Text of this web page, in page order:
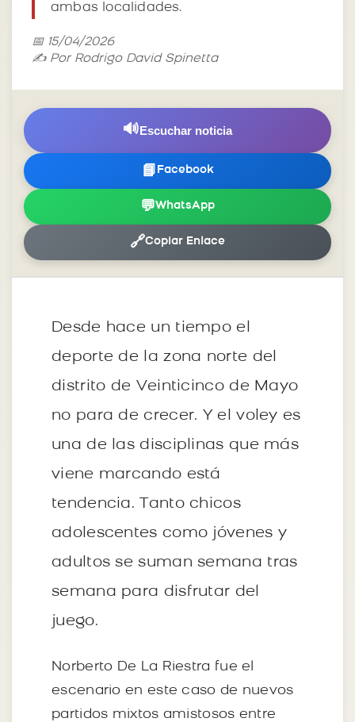
ambas localidades.
📅 15/04/2026
✍️ Por Rodrigo David Spinetta
🔊Escuchar noticia
📘 Facebook
💬WhatsApp
🔗Copiar Enlace
Desde hace un tiempo el
deporte de la zona norte del
distrito de Veinticinco de Mayo
no para de crecer. Y el voley es
una de las disciplinas que más
viene marcando está
tendencia. Tanto chicos
adolescentes como jóvenes y
adultos se suman semana tras
semana para disfrutar del
juego.
Norberto De La Riestra fue el
escenario en este caso de nuevos
partidos mixtos amistosos entre